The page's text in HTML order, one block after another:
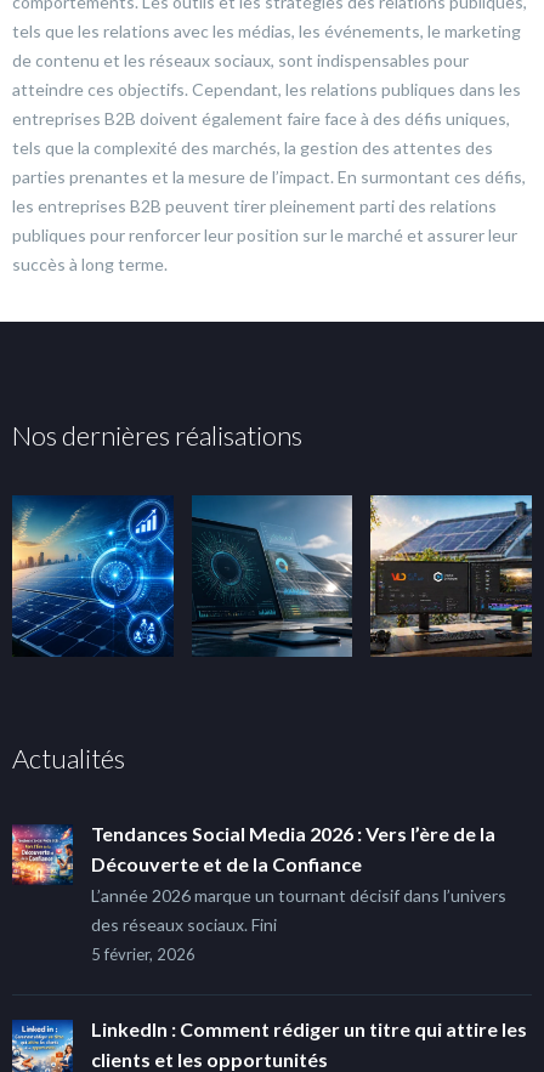
tels que les relations avec les médias, les événements, le marketing
de contenu et les réseaux sociaux, sont indispensables pour
atteindre ces objectifs. Cependant, les relations publiques dans les
entreprises B2B doivent également faire face à des défis uniques,
tels que la complexité des marchés, la gestion des attentes des
parties prenantes et la mesure de l’impact. En surmontant ces défis,
les entreprises B2B peuvent tirer pleinement parti des relations
publiques pour renforcer leur position sur le marché et assurer leur
succès à long terme.
Nos dernières réalisations
Actualités
Tendances Social Media 2026 : Vers l’ère de la
Découverte et de la Confiance
L’année 2026 marque un tournant décisif dans l’univers
des réseaux sociaux. Fini
5 février, 2026
LinkedIn : Comment rédiger un titre qui attire les
clients et les opportunités